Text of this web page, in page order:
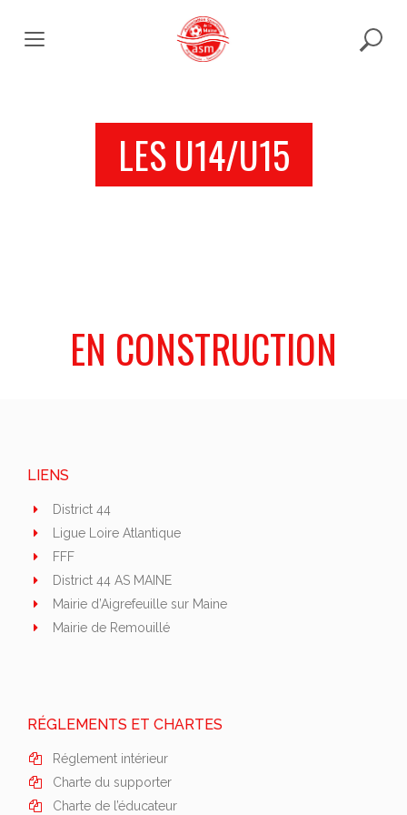
content
LES U14/U15
EN CONSTRUCTION
LIENS
District 44
Ligue Loire Atlantique
FFF
District 44 AS MAINE
Mairie d’Aigrefeuille sur Maine
Mairie de Remouillé
RÉGLEMENTS ET CHARTES
Réglement intérieur
Charte du supporter
Charte de l’éducateur